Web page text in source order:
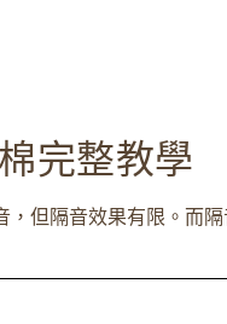
完整教學
，但隔音效果有限。而